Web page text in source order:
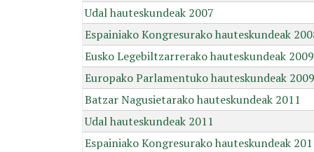
Udal hauteskundeak 2007
Espainiako Kongresurako hauteskundeak
Eusko Legebiltzarrerako hauteskundeak 2009
Europako Parlamentuko hauteskundeak 2009
Batzar Nagusietarako hauteskundeak 2011
Udal hauteskundeak 2011
Espainiako Kongresurako hauteskundeak